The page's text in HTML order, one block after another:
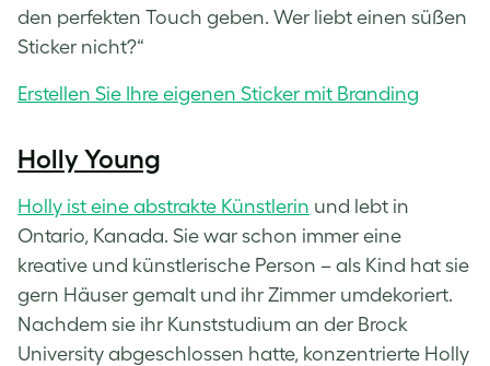
den perfekten Touch geben. Wer liebt einen süßen
Sticker nicht?“
Erstellen Sie Ihre eigenen Sticker mit Branding
Holly Young
Holly ist eine abstrakte Künstlerin und lebt in
Ontario, Kanada. Sie war schon immer eine
kreative und künstlerische Person – als Kind hat sie
gern Häuser gemalt und ihr Zimmer umdekoriert.
Nachdem sie ihr Kunststudium an der Brock
University abgeschlossen hatte, konzentrierte Holly